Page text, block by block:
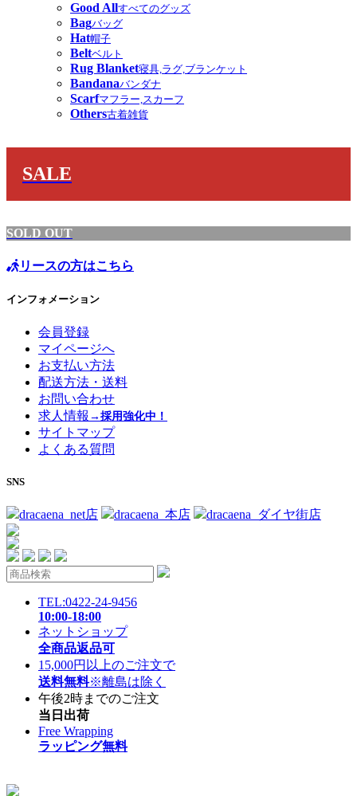
Good Allすべてのグッズ
Bagバッグ
Hat帽子
Beltベルト
Rug Blanket寝具,ラグ,ブランケット
Bandanaバンダナ
Scarfマフラー,スカーフ
Others古着雑貨
SALE
SOLD OUT
リースの方はこちら
インフォメーション
会員登録
マイページへ
お支払い方法
配送方法・送料
お問い合わせ
求人情報 →採用強化中！
サイトマップ
よくある質問
SNS
dracaena_net店 dracaena_本店 dracaena_ダイヤ街店
TEL:0422-24-9456
10:00-18:00
ネットショップ
全商品返品可
15,000円以上のご注文で
送料無料※離島は除く
午後2時までのご注文
当日出荷
Free Wrapping
ラッピング無料